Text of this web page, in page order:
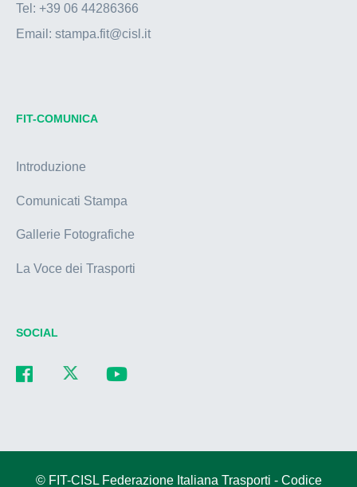
Tel: +39 06 44286366
Email: stampa.fit@cisl.it
FIT-COMUNICA
Introduzione
Comunicati Stampa
Gallerie Fotografiche
La Voce dei Trasporti
SOCIAL
© FIT-CISL Federazione Italiana Trasporti - Codice